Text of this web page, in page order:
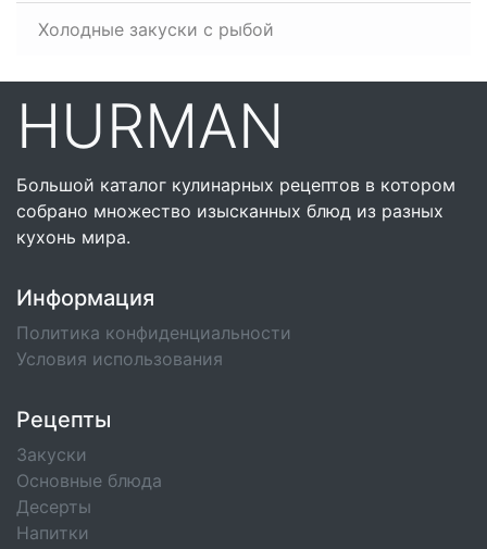
Холодные закуски с рыбой
HURMAN
Большой каталог кулинарных рецептов в котором
собрано множество изысканных блюд из разных
кухонь мира.
Информация
Политика конфиденциальности
Условия использования
Рецепты
Закуски
Основные блюда
Десерты
Напитки